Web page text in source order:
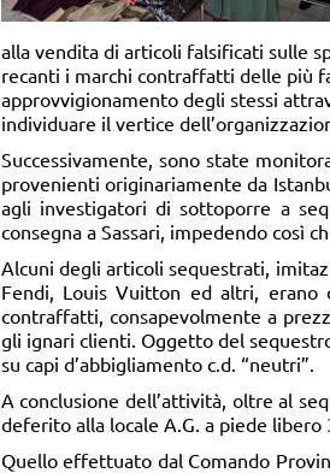
alla vendita di articoli falsificati sulle
recanti i marchi contraffatti delle più
approvvigionamento degli stessi
individuare il vertice
Successivamente, sono state
provenienti originariamente da
agli investigatori di sottoporre a
consegna a Sassari, impedendo così
Alcuni degli articoli sequestrati,
Fendi, Louis Vuitton ed altri, erano
contraffatti, consapevolmente a
gli ignari clienti. Oggetto del
su capi d’abbigliamento c.d. “neutri”.
A conclusione dell’attività, oltre al
deferito alla locale A.G. a piede
Quello effettuato dal Comando